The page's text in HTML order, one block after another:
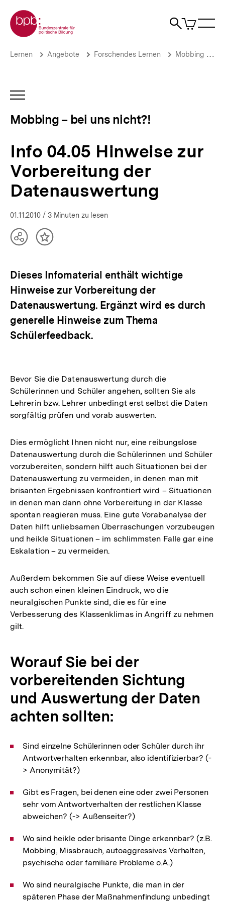
zum
Seiteninhalt
springen
Zur Startseite der bpb
Suche
Artikel
im
Info
Vorbereitung
der
Datenauswertung
uns
nicht?!
bpb.de
Brotkrümelnavigation
Pfadnavigation
Lernen Angebote Forschendes Lernen Mobbing – bei uns nicht?!
INHALTSNAVIGATION
Mobbing – bei uns nicht?!
Info 04.05 Hinweise zur
Vorbereitung der
Datenauswertung
01.11.2010 / 3 Minuten zu lesen
TeilenInhalt
Dieses Infomaterial enthält wichtige
Hinweise zur Vorbereitung der
Datenauswertung. Ergänzt wird es durch
generelle Hinweise zum Thema
Schülerfeedback.
Bevor Sie die Datenauswertung durch die
Schülerinnen und Schüler angehen, sollten Sie als
Lehrerin bzw. Lehrer unbedingt erst selbst die Daten
sorgfältig prüfen und vorab auswerten.
Dies ermöglicht Ihnen nicht nur, eine reibungslose
Datenauswertung durch die Schülerinnen und Schüler
vorzubereiten, sondern hilft auch Situationen bei der
Datenauswertung zu vermeiden, in denen man mit
brisanten Ergebnissen konfrontiert wird – Situationen
in denen man dann ohne Vorbereitung in der Klasse
spontan reagieren muss. Eine gute Vorabanalyse der
Daten hilft unliebsamen Überraschungen vorzubeugen
und heikle Situationen – im schlimmsten Falle gar eine
Eskalation – zu vermeiden.
Außerdem bekommen Sie auf diese Weise eventuell
auch schon einen kleinen Eindruck, wo die
neuralgischen Punkte sind, die es für eine
Verbesserung des Klassenklimas in Angriff zu nehmen
gilt.
Worauf Sie bei der
vorbereitenden Sichtung
und Auswertung der Daten
achten sollten:
Sind einzelne Schülerinnen oder Schüler durch ihr
Antwortverhalten erkennbar, also identifizierbar? (-
> Anonymität?)
Gibt es Fragen, bei denen eine oder zwei Personen
sehr vom Antwortverhalten der restlichen Klasse
abweichen? (-> Außenseiter?)
Wo sind heikle oder brisante Dinge erkennbar? (z.B.
Mobbing, Missbrauch, autoaggressives Verhalten,
psychische oder familiäre Probleme o.Ä.)
Wo sind neuralgische Punkte, die man in der
späteren Phase der Maßnahmenfindung unbedingt